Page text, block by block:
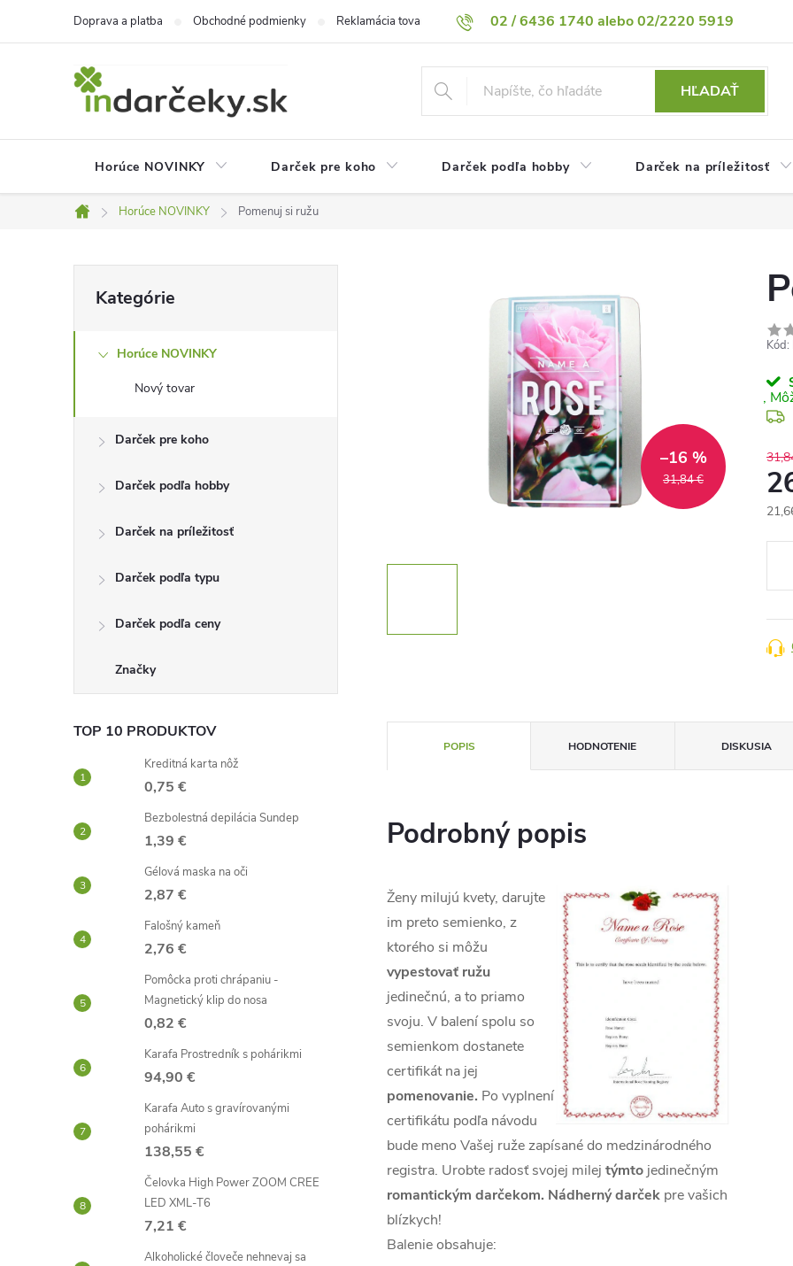
02 / 6436 1740 alebo 02/2220 5919
Doprava a platba Obchodné podmienky Reklamácia tovaru Vrátenie tovaru Podmienky ochrany osobných údajov
HĽADAŤ
Horúce NOVINKY Darček pre koho Darček podľa hobby Darček na príležitosť
Domov
Horúce NOVINKY Pomenuj si ružu
o
n
l
kategórie
Kategórie
Horúce NOVINKY
Nový tovar
Darček pre koho
Darček podľa hobby
Darček na príležitosť
Darček podľa typu
Darček podľa ceny
Značky
TOP 10 PRODUKTOV
Kreditná karta nôž
0,75 €
Bezbolestná depilácia Sundep
1,39 €
Gélová maska ​​na oči
2,87 €
Falošný kameň
2,76 €
Pomôcka proti chrápaniu -
Magnetický klip do nosa
0,82 €
Karafa Prostredník s pohárikmi
94,90 €
Karafa Auto s gravírovanými
pohárikmi
138,55 €
Čelovka High Power ZOOM CREE
LED XML-T6
7,21 €
Alkoholické človeče nehnevaj sa
31,84 €
–16 %
Kód:
POPIS HODNOTENIE DISKUSIA
Podrobný popis
Ženy milujú kvety, darujte
im preto semienko, z
ktorého si môžu
vypestovať ružu
jedinečnú, a to priamo
svoju. V balení spolu so
semienkom dostanete
certifikát na jej
pomenovanie. Po vyplnení
certifikátu podľa návodu
bude meno Vašej ruže zapísané do medzinárodného
registra. Urobte radosť svojej milej týmto jedinečným
romantickým darčekom. Nádherný darček pre vašich
blízkych!
Balenie obsahuje: